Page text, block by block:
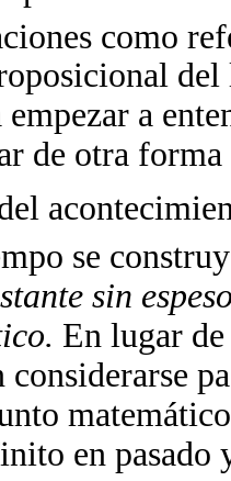
como
a
de otra
se
sin
En lugar
considerarse
en pasado